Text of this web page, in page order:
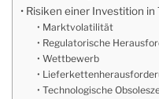
Risiken einer Investition in
Marktvolatilität
Regulatorische
Wettbewerb
Technologische